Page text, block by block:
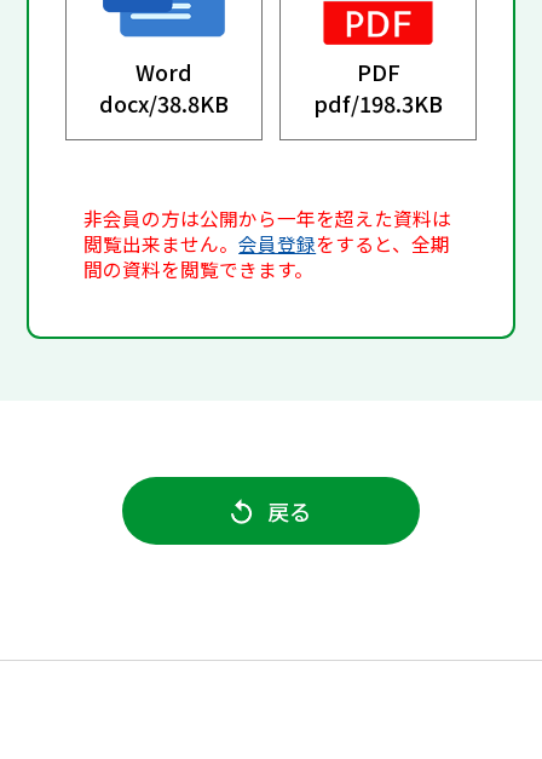
Word
docx/38.8KB
PDF
pdf/198.3KB
非会員の方は公開から一年を超えた資料は
閲覧出来ません。会員登録をすると、全期
間の資料を閲覧できます。
戻る